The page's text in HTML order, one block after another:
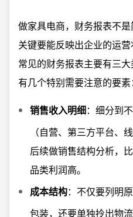
做家具电商，财务报表不是
关键要能反映出企业的运营
常见的财务报表主要有三大
有几个特别需要注意的要素：
销售收入明细：细分到
（自营、第三方平台、
后续做销售结构分析，
品类利润高。
成本结构：不仅要列明
包装，还要单独拎出物